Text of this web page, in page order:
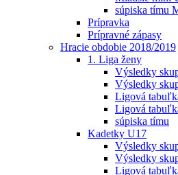
súpiska tímu
Prípravka
Prípravné zápasy
Hracie obdobie 2018/2019
1. Liga ženy
Výsledky
Výsledky
Ligová
Ligová
súpiska tímu
Kadetky U17
Výsledky
Výsledky
Ligová